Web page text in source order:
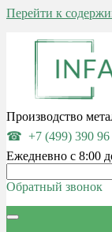
Перейти к
Производство
+7 (499) 390 96
Ежедневно с 8:00
Обратный звонок